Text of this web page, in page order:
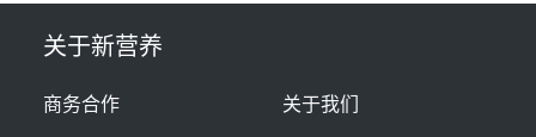
关于新营养
商务合作
关于我们